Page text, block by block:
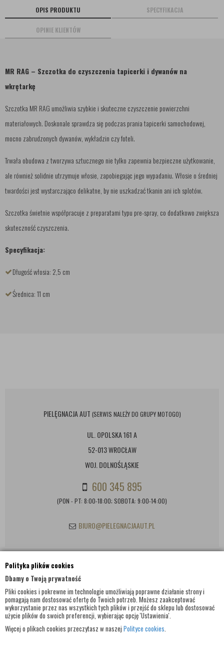
Polityka plików cookies
Dbamy o Twoją prywatność
Pliki cookies i pokrewne im technologie umożliwiają poprawne działanie strony i
pomagają nam dostosować ofertę do Twoich potrzeb. Możesz zaakceptować
wykorzystanie przez nas wszystkich tych plików i przejść do sklepu lub dostosować
użycie plików do swoich preferencji, wybierając opcję 'Ustawienia'.
Więcej o plikach cookies przeczytasz w naszej Polityce cookies.
OPIS PRODUKTU SPECYFIKACJA
OPINIE KLIENTÓW
MR RAG – Szczotka do czyszczenia tapicerki i dywanów na
wkrętarkę
Szczotka MR RAG umożliwia szybkie i skuteczne czyszczenie powierzchni
materiałowych. Doskonale sprawdza się podczas prania tapicerki samochodowej,
mocno zabrudzonych dywanów, wykładzin czy foteli.
Trwała obudowa z tworzywa sztucznego nie tylko zapewnia bezpieczne użytkowanie,
ale również solidnie utrzymuje włosie, zapobiegając jego wypadaniu. Włosie o średniej
twardości jest wystarczająco delikatne, by nie uszkadzać tkanin ani ich splotów.
Szczotka świetnie współpracuje z preparatami typu pre-spray, co dodatkowo zwiększa
skuteczność czyszczenia.
Specyfikacja:
Długość włosia: 2,5 cm
Średnica: 11 cm
PIELĘGNACJA AUT (SERWIS NALEŻY DO GRUPY MOTOGO)
UL. OPOLSKA 161 A
52-013 WROCŁAW
WOJ. DOLNOŚLĄSKIE
600 345 895
(PON - PT: 8:00-18:00; SOBOTA: 9:00-14:00)
BIURO@PIELEGNACJAAUT.PL
INFORMACJE KONTAKTOWE